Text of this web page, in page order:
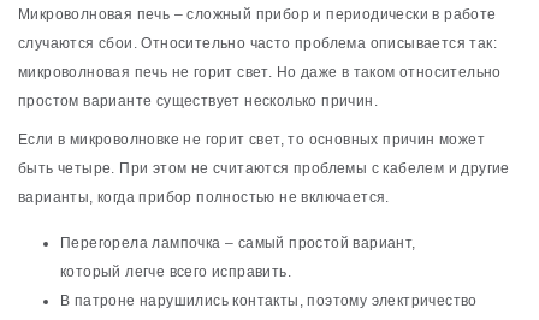
Микроволновая печь – сложный прибор и периодически в работе
случаются сбои. Относительно часто проблема описывается так:
микроволновая печь не горит свет. Но даже в таком относительно
простом варианте существует несколько причин.
Если в микроволновке не горит свет, то основных причин может
быть четыре. При этом не считаются проблемы с кабелем и другие
варианты, когда прибор полностью не включается.
Перегорела лампочка – самый простой вариант,
который легче всего исправить.
В патроне нарушились контакты, поэтому электричество